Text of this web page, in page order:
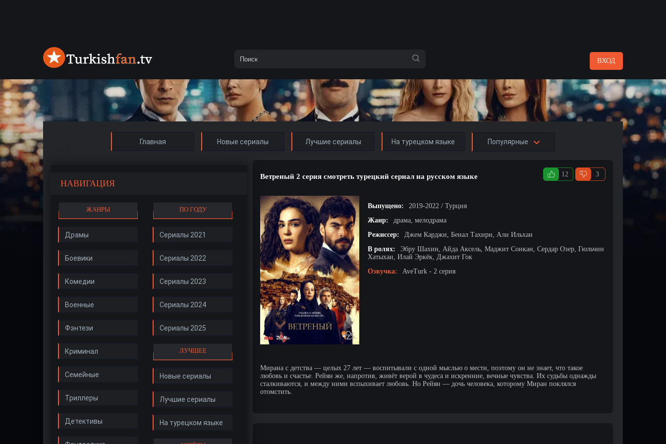
ВХОД
Главная Новые сериалы Лучшие сериалы На турецком языке Популярные
НАВИГАЦИЯ
ЖАНРЫ
Драмы
Боевики
Комедии
Военные
Фэнтези
Криминал
Семейные
Триллеры
Детективы
ПО ГОДУ
Сериалы 2021
Сериалы 2022
Сериалы 2023
Сериалы 2024
Сериалы 2025
ЛУЧШЕЕ
Новые сериалы
Лучшие сериалы
На турецком языке
Ветреный 2 серия смотреть турецкий сериал на русском языке 12 3
Выпущено:
2019-2022 / Турция
Жанр:
драма, мелодрама
Режиссер:
Джем Карджи, Бенал Тахири, Али Ильхан
В ролях:
Эбру Шахин, Айда Аксель, Маджит Сонкан, Сердар Озер, Гюльчин
Хатыхан, Илай Эркёк, Джахит Гок
Озвучка:
AveTurk - 2 серия
Мирана с детства — целых 27 лет — воспитывали с одной мыслью о мести, поэтому он не знает, что такое
любовь и счастье. Рейян же, напротив, живёт верой в чудеса и искренние, вечные чувства. Их судьбы однажды
сталкиваются, и между ними вспыхивает любовь. Но Рейян — дочь человека, которому Миран поклялся
отомстить.